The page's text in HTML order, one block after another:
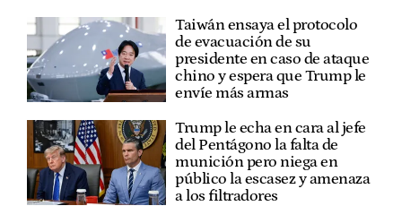
Taiwán ensaya el protocolo
de evacuación de su
presidente en caso de ataque
chino y espera que Trump le
envíe más armas
Trump le echa en cara al jefe
del Pentágono la falta de
munición pero niega en
público la escasez y amenaza
a los filtradores